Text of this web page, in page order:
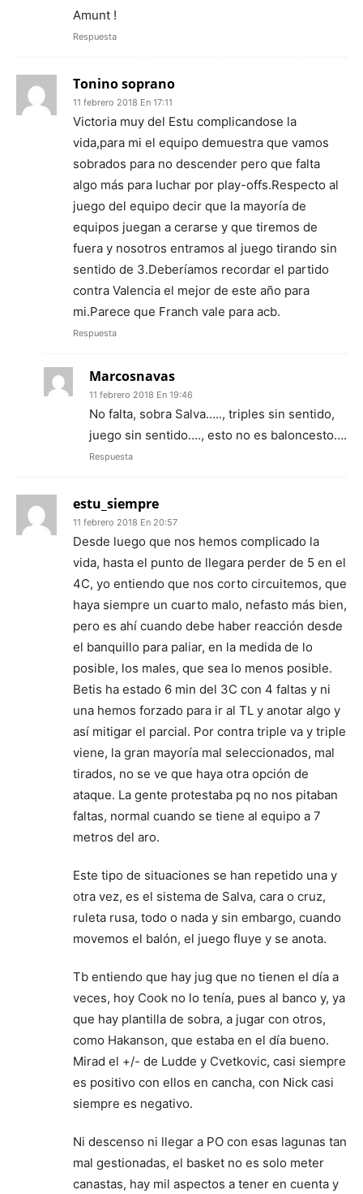
Amunt !
Respuesta
Tonino soprano
11 febrero 2018 En 17:11
Victoria muy del Estu complicandose la
vida,para mi el equipo demuestra que vamos
sobrados para no descender pero que falta
algo más para luchar por play-offs.Respecto al
juego del equipo decir que la mayoría de
equipos juegan a cerarse y que tiremos de
fuera y nosotros entramos al juego tirando sin
sentido de 3.Deberíamos recordar el partido
contra Valencia el mejor de este año para
mi.Parece que Franch vale para acb.
Respuesta
Marcosnavas
11 febrero 2018 En 19:46
No falta, sobra Salva….., triples sin sentido,
juego sin sentido…., esto no es baloncesto….
Respuesta
estu_siempre
11 febrero 2018 En 20:57
Desde luego que nos hemos complicado la
vida, hasta el punto de llegara perder de 5 en el
4C, yo entiendo que nos corto circuitemos, que
haya siempre un cuarto malo, nefasto más bien,
pero es ahí cuando debe haber reacción desde
el banquillo para paliar, en la medida de lo
posible, los males, que sea lo menos posible.
Betis ha estado 6 min del 3C con 4 faltas y ni
una hemos forzado para ir al TL y anotar algo y
así mitigar el parcial. Por contra triple va y triple
viene, la gran mayoría mal seleccionados, mal
tirados, no se ve que haya otra opción de
ataque. La gente protestaba pq no nos pitaban
faltas, normal cuando se tiene al equipo a 7
metros del aro.
Este tipo de situaciones se han repetido una y
otra vez, es el sistema de Salva, cara o cruz,
ruleta rusa, todo o nada y sin embargo, cuando
movemos el balón, el juego fluye y se anota.
Tb entiendo que hay jug que no tienen el día a
veces, hoy Cook no lo tenía, pues al banco y, ya
que hay plantilla de sobra, a jugar con otros,
como Hakanson, que estaba en el día bueno.
Mirad el +/- de Ludde y Cvetkovic, casi siempre
es positivo con ellos en cancha, con Nick casi
siempre es negativo.
Ni descenso ni llegar a PO con esas lagunas tan
mal gestionadas, el basket no es solo meter
canastas, hay mil aspectos a tener en cuenta y